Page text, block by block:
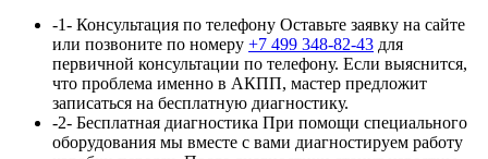
-1- Консультация по телефону Оставьте заявку на сайте
или позвоните по номеру +7 499 348-82-43 для
первичной консультации по телефону. Если выяснится,
что проблема именно в АКПП, мастер предложит
записаться на бесплатную диагностику.
-2- Бесплатная диагностика При помощи специального
оборудования мы вместе с вами диагностируем работу